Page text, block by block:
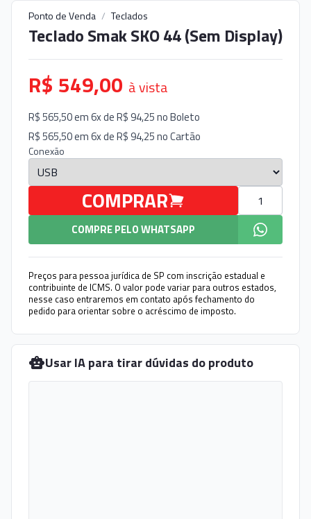
Ponto de Venda / Teclados
Teclado Smak SKO 44 (Sem Display)
R$ 549,00 à vista
R$ 565,50 em 6x de R$ 94,25 noBoleto
R$ 565,50 em 6x de R$ 94,25 noCartão
Conexão
COMPRAR
Quantidade
COMPRE PELO WHATSAPP
Preços para pessoa jurídica de SP com inscrição estadual e
contribuinte de ICMS. O valor pode variar para outros estados,
nesse caso entraremos em contato após fechamento do
pedido para orientar sobre o acréscimo de imposto.
Usar IA para tirar dúvidas do produto